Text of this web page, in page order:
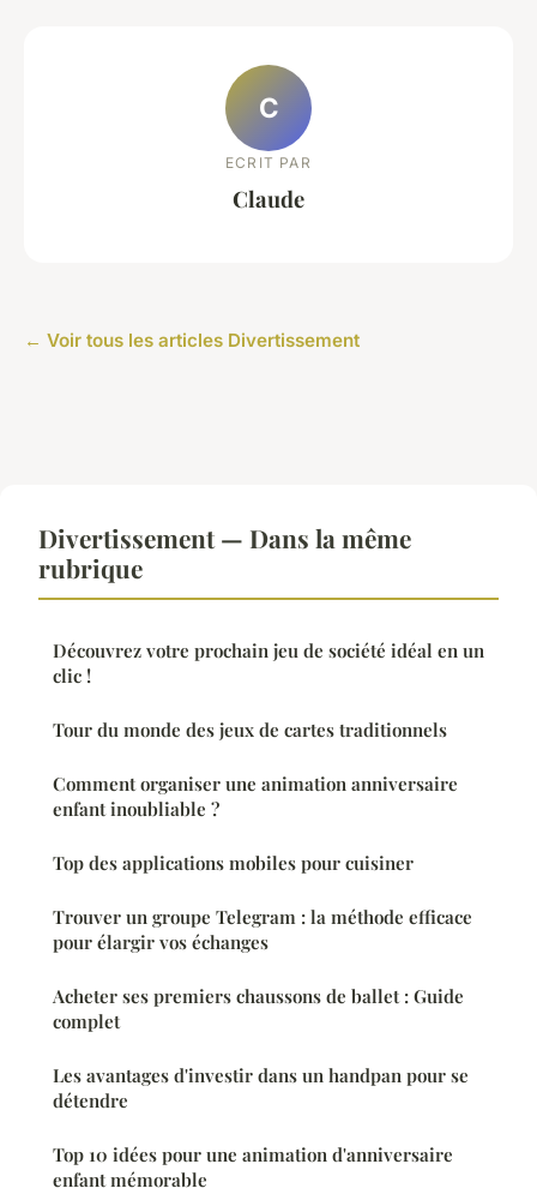
C
ECRIT PAR
Claude
← Voir tous les articles Divertissement
Divertissement — Dans la même
rubrique
Découvrez votre prochain jeu de société idéal en un
clic !
Tour du monde des jeux de cartes traditionnels
Comment organiser une animation anniversaire
enfant inoubliable ?
Top des applications mobiles pour cuisiner
Trouver un groupe Telegram : la méthode efficace
pour élargir vos échanges
Acheter ses premiers chaussons de ballet : Guide
complet
Les avantages d'investir dans un handpan pour se
détendre
Top 10 idées pour une animation d'anniversaire
enfant mémorable